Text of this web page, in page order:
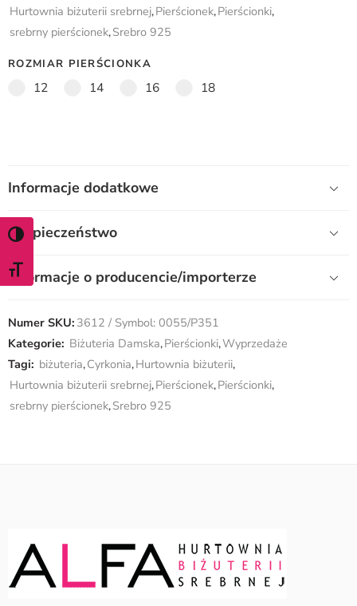
WŁĄCZ TRYB WYSOKIEGO KONTRASTU
ZMIEŃ ROZMIAR CZCIONKI
Hurtownia biżuterii srebrnej,Pierścionek,Pierścionki,
srebrny pierścionek,Srebro 925
ROZMIAR PIERŚCIONKA
12 14 16 18
Informacje dodatkowe
Bezpieczeństwo
Informacje o producencie/importerze
Numer SKU: 3612 / Symbol: 0055/P351
Kategorie: Biżuteria Damska,Pierścionki,Wyprzedaże
Tagi: biżuteria,Cyrkonia,Hurtownia biżuterii,
Hurtownia biżuterii srebrnej,Pierścionek,Pierścionki,
srebrny pierścionek,Srebro 925